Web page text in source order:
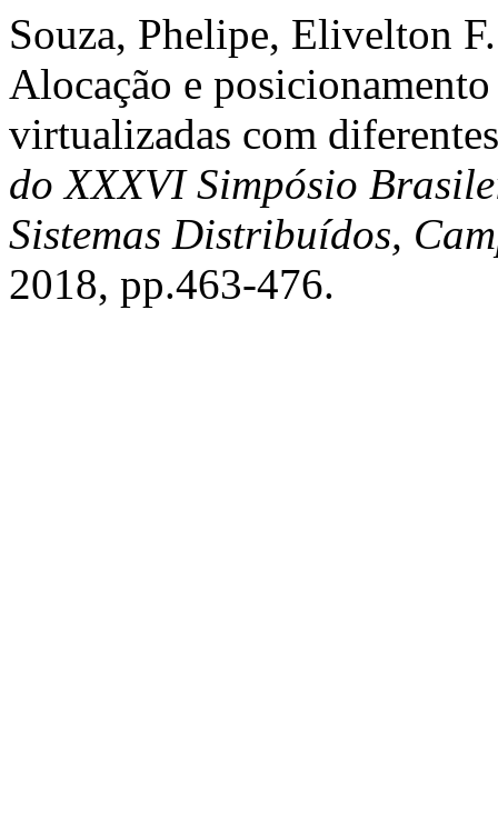
Souza, Phelipe, Elivelton
Alocação e posicionamento
virtualizadas com
do XXXVI Simpósio
Sistemas Distribuídos,
2018, pp.463-476.